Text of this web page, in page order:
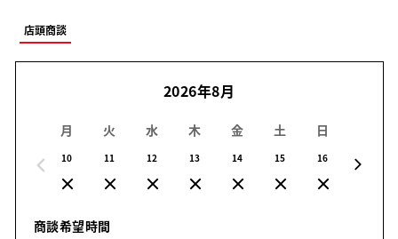
店頭商談
2026年8月
月
10
火
11
水
12
木
13
金
14
土
15
日
16
商談希望時間